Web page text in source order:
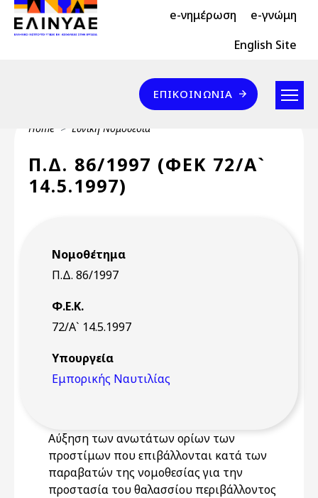
Skip to main content
Header Top 2 e-νημέρωση e-γνώμη
Header Top English Site
Επικοινωνία
ΕΠΙΚΟΙΝΩΝΊΑ
Breadcrumb
Home Εθνική Νομοθεσία
Π.Δ. 86/1997 (ΦΕΚ 72/Α`
14.5.1997)
Νομοθέτημα
Π.Δ. 86/1997
Φ.Ε.Κ.
72/Α` 14.5.1997
Υπουργεία
Εμπορικής Ναυτιλίας
Αύξηση των ανωτάτων ορίων των
προστίμων που επιβάλλονται κατά των
παραβατών της νομοθεσίας για την
προστασία του θαλασσίου περιβάλλοντος